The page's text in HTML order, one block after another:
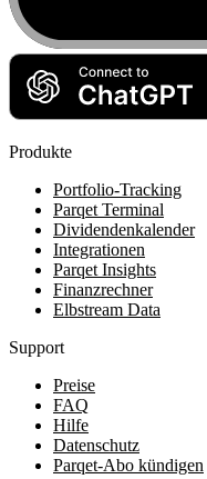
Produkte
Portfolio-Tracking
Parqet Terminal
Dividendenkalender
Integrationen
Parqet Insights
Finanzrechner
Elbstream Data
Support
Preise
FAQ
Hilfe
Datenschutz
Parqet-Abo kündigen